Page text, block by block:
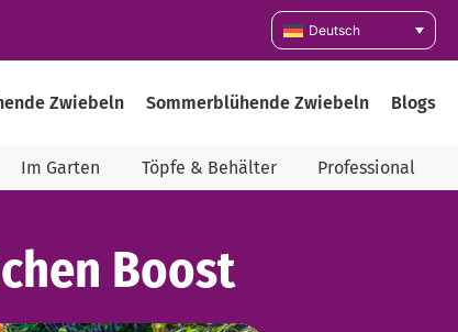
Deutsch
Zwiebeln Sommerblühende Zwiebeln Blogs
Im Garten Töpfe & Behälter Professional
Boost